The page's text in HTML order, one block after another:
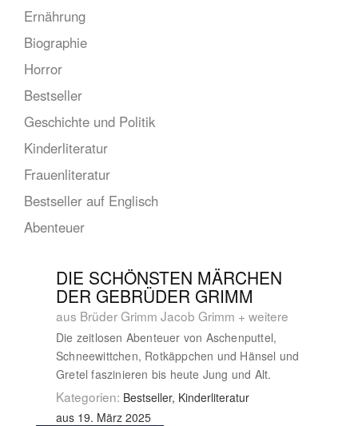
Ernährung
Biographie
Horror
Bestseller
Geschichte und Politik
Kinderliteratur
Frauenliteratur
Bestseller auf Englisch
Abenteuer
DIE SCHÖNSTEN MÄRCHEN
DER GEBRÜDER GRIMM
aus Brüder Grimm Jacob Grimm + weitere
Die zeitlosen Abenteuer von Aschenputtel,
Schneewittchen, Rotkäppchen und Hänsel und
Gretel faszinieren bis heute Jung und Alt.
Kategorien: Bestseller, Kinderliteratur
aus 19. März 2025